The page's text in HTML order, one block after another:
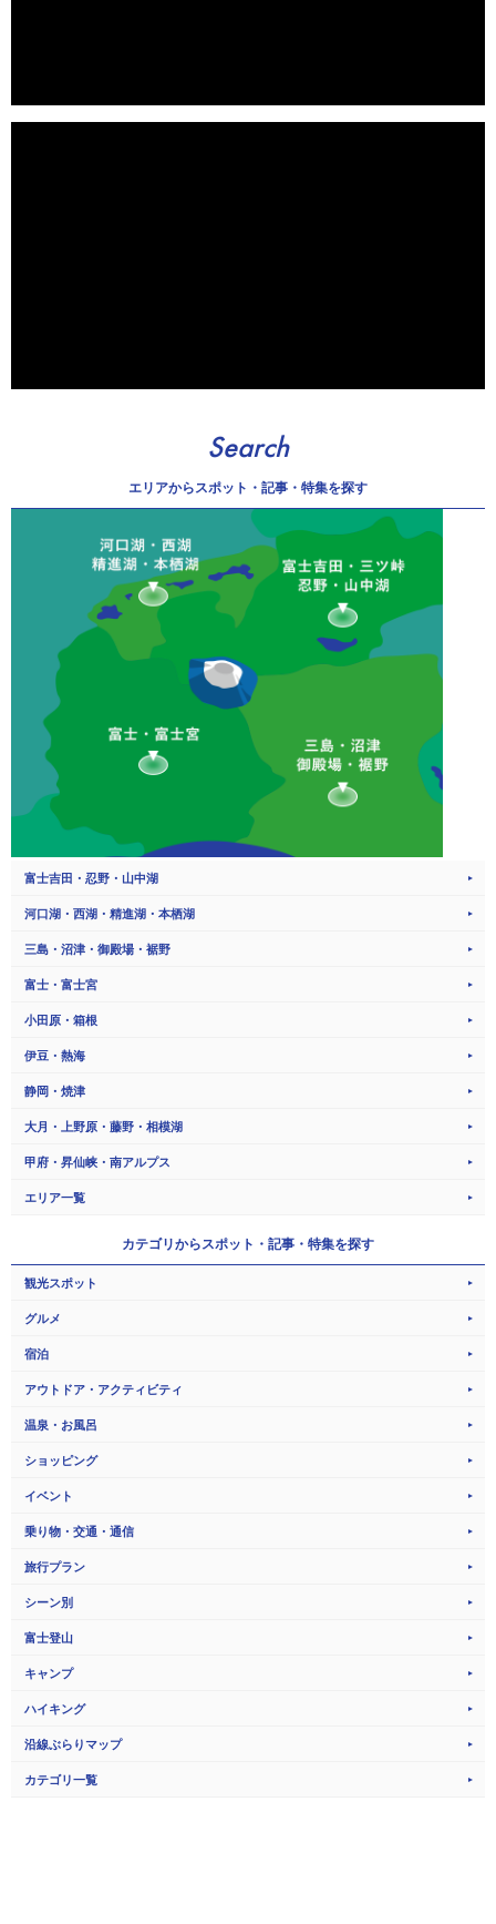
Search
エリアからスポット・記事・特集を探す
富士吉田・忍野・山中湖
河口湖・西湖・精進湖・本栖湖
三島・沼津・御殿場・裾野
富士・富士宮
小田原・箱根
伊豆・熱海
静岡・焼津
大月・上野原・藤野・相模湖
甲府・昇仙峡・南アルプス
エリア一覧
カテゴリから スポット・記事・特集を探す
観光スポット
グルメ
宿泊
アウトドア・アクティビティ
温泉・お風呂
ショッピング
イベント
乗り物・交通・通信
旅行プラン
シーン別
富士登山
キャンプ
ハイキング
沿線ぶらりマップ
カテゴリ一覧